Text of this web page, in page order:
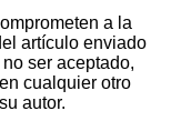
a la
artículo enviado
ser aceptado,
cualquier otro
autor.